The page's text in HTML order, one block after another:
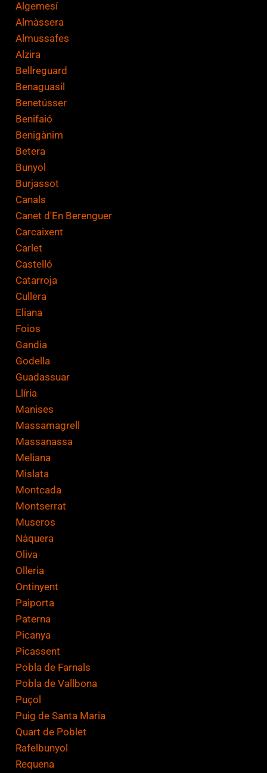
Algemesí
Almàssera
Almussafes
Alzira
Bellreguard
Benaguasil
Benetússer
Benifaió
Benigànim
Betera
Bunyol
Burjassot
Canals
Canet d'En Berenguer
Carcaixent
Carlet
Castelló
Catarroja
Cullera
Eliana
Foios
Gandia
Godella
Guadassuar
Llíria
Manises
Massamagrell
Massanassa
Meliana
Mislata
Montcada
Montserrat
Museros
Nàquera
Oliva
Olleria
Ontinyent
Paiporta
Paterna
Picanya
Picassent
Pobla de Farnals
Pobla de Vallbona
Puçol
Puig de Santa Maria
Quart de Poblet
Rafelbunyol
Requena